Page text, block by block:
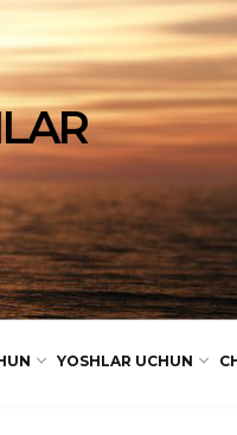
YOSHLAR UCHUN